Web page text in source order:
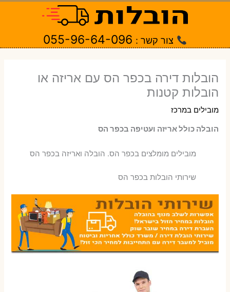
צור קשר : 055-96-64-096
הובלות דירה בכפר הס עם אריזה או
הובלות קטנות
מובילים במרכז
הובלה כולל אריזה ועטיפה בכפר הס
‫מובילים מומלצים בכפר הס. הובלה ואריזה בכפר הס
שירותי הובלות בכפר הס